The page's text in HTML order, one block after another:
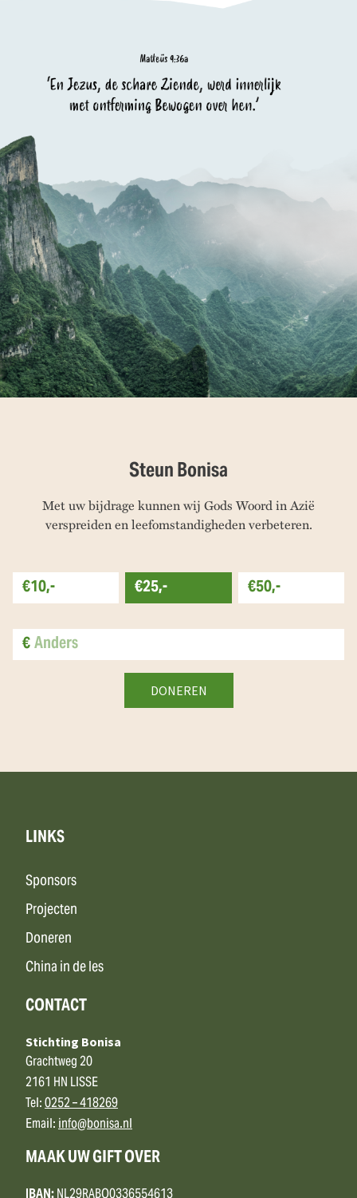
Steun Bonisa
Met uw bijdrage kunnen wij Gods Woord in Azië
verspreiden en leefomstandigheden verbeteren.
€10,- €25,-
€50,-
€
LINKS
Sponsors
Projecten
Doneren
China in de les
CONTACT
Stichting Bonisa
Grachtweg 20
2161 HN LISSE
Tel:0252 – 418269
Email:info@bonisa.nl
MAAK UW GIFT OVER